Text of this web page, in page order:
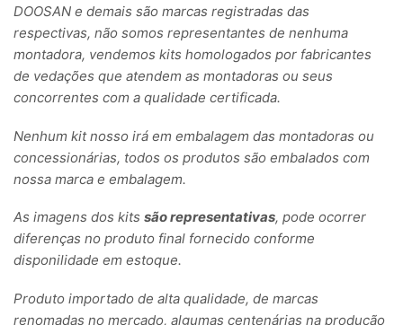
DOOSAN e demais são marcas registradas das
respectivas, não somos representantes de nenhuma
montadora, vendemos kits homologados por fabricantes
de vedações que atendem as montadoras ou seus
concorrentes com a qualidade certificada.
Nenhum kit nosso irá em embalagem das montadoras ou
concessionárias, todos os produtos são embalados com
nossa marca e embalagem.
As imagens dos kits são representativas, pode ocorrer
diferenças no produto final fornecido conforme
disponilidade em estoque.
Produto importado de alta qualidade, de marcas
renomadas no mercado, algumas centenárias na produção